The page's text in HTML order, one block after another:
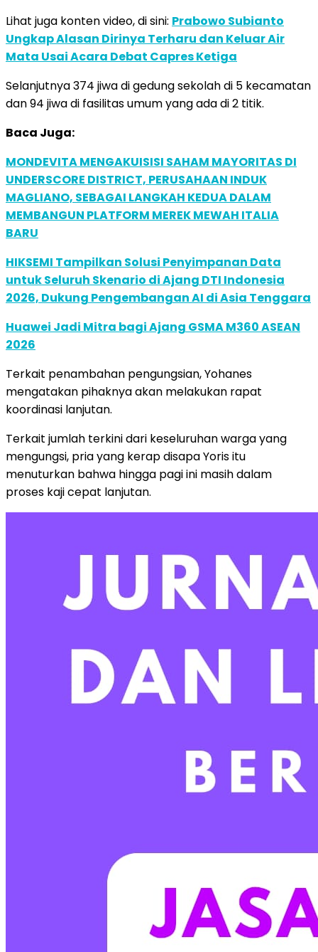
Lihat juga konten video, di sini: Prabowo Subianto
Ungkap Alasan Dirinya Terharu dan Keluar Air
Mata Usai Acara Debat Capres Ketiga
Selanjutnya 374 jiwa di gedung sekolah di 5 kecamatan
dan 94 jiwa di fasilitas umum yang ada di 2 titik.
Baca Juga:
MONDEVITA MENGAKUISISI SAHAM MAYORITAS DI
UNDERSCORE DISTRICT, PERUSAHAAN INDUK
MAGLIANO, SEBAGAI LANGKAH KEDUA DALAM
MEMBANGUN PLATFORM MEREK MEWAH ITALIA
BARU
HIKSEMI Tampilkan Solusi Penyimpanan Data
untuk Seluruh Skenario di Ajang DTI Indonesia
2026, Dukung Pengembangan AI di Asia Tenggara
Huawei Jadi Mitra bagi Ajang GSMA M360 ASEAN
2026
Terkait penambahan pengungsian, Yohanes
mengatakan pihaknya akan melakukan rapat
koordinasi lanjutan.
Terkait jumlah terkini dari keseluruhan warga yang
mengungsi, pria yang kerap disapa Yoris itu
menuturkan bahwa hingga pagi ini masih dalam
proses kaji cepat lanjutan.